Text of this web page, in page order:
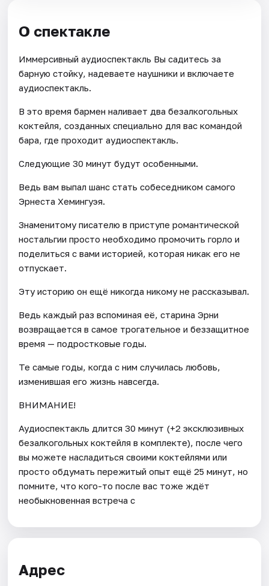
О спектакле
Иммерсивный аудиоспектакль Вы садитесь за
барную стойку, надеваете наушники и включаете
аудиоспектакль.
В это время бармен наливает два безалкогольных
коктейля, созданных специально для вас командой
бара, где проходит аудиоспектакль.
Следующие 30 минут будут особенными.
Ведь вам выпал шанс стать собеседником самого
Эрнеста Хемингуэя.
Знаменитому писателю в приступе романтической
ностальгии просто необходимо промочить горло и
поделиться с вами историей, которая никак его не
отпускает.
Эту историю он ещё никогда никому не рассказывал.
Ведь каждый раз вспоминая её, старина Эрни
возвращается в самое трогательное и беззащитное
время — подростковые годы.
Те самые годы, когда с ним случилась любовь,
изменившая его жизнь навсегда.
ВНИМАНИЕ!
Аудиоспектакль длится 30 минут (+2 эксклюзивных
безалкогольных коктейля в комплекте), после чего
вы можете насладиться своими коктейлями или
просто обдумать пережитый опыт ещё 25 минут, но
помните, что кого-то после вас тоже ждёт
необыкновенная встреча с
Адрес